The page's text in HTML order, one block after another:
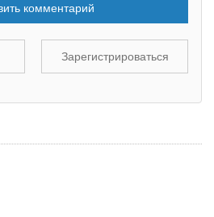
комментарий
Зарегистрироваться